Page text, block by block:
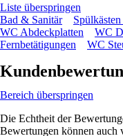
Liste überspringen
Bad & Sanitär
WC Abdeckplatten
WC
Fernbetätigungen
WC
Bereich überspringen
Die Echtheit der
Bewertungen können auch